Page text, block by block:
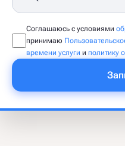
Соглашаюсь с условиями
принимаю
времени услуги и политику